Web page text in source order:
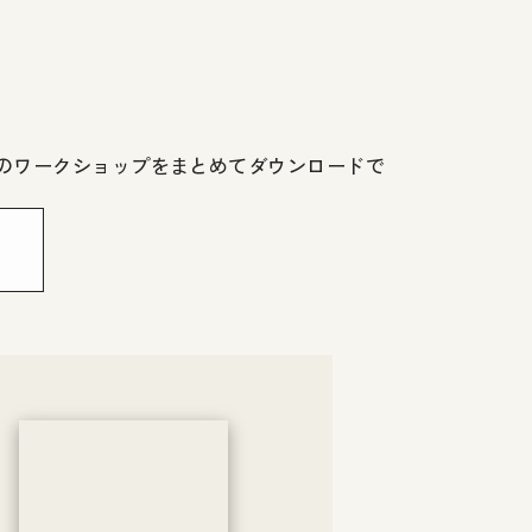
ワークショップをまとめてダウンロードで